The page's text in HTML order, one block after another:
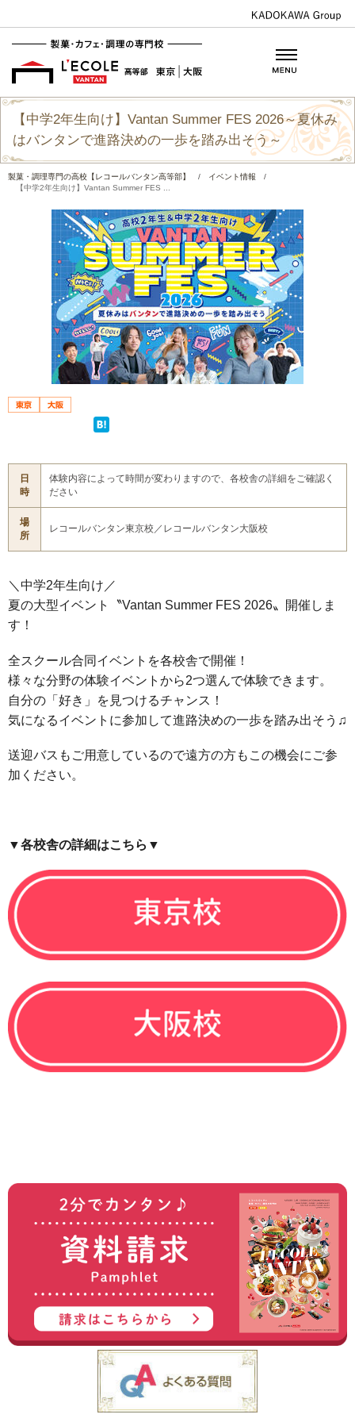
【中学2年生向け】Vantan Summer FES 2026～夏休み
はバンタンで進路決めの一歩を踏み出そう～
製菓・調理専門の高校【レコールバンタン高等部】 / イベント情報
/
【中学2年生向け】Vantan Summer FES ...
日
時
体験内容によって時間が変わりますので、各校舎の詳細をご確認く
ださい
場
所
レコールバンタン東京校／レコールバンタン大阪校
＼中学2年生向け／
夏の大型イベント〝Vantan Summer FES 2026〟開催しま
す！
全スクール合同イベントを各校舎で開催！
様々な分野の体験イベントから2つ選んで体験できます。
自分の「好き」を見つけるチャンス！
気になるイベントに参加して進路決めの一歩を踏み出そう♫
送迎バスもご用意しているので遠方の方もこの機会にご参
加ください。
▼各校舎の詳細はこちら▼